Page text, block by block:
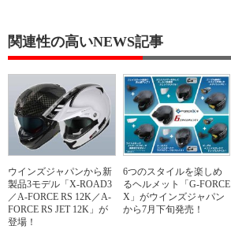
関連性の高いNEWS記事
ウインズジャパンから新
製品3モデル「X-ROAD3
／A-FORCE RS 12K／A-
FORCE RS JET 12K」が
登場！
6つのスタイルを楽しめ
るヘルメット「G-FORCE
X」がウインズジャパン
から7月下旬発売！